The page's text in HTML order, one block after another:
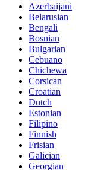
Azerbaijani
Belarusian
Bengali
Bosnian
Bulgarian
Cebuano
Chichewa
Corsican
Croatian
Dutch
Estonian
Filipino
Finnish
Frisian
Galician
Georgian